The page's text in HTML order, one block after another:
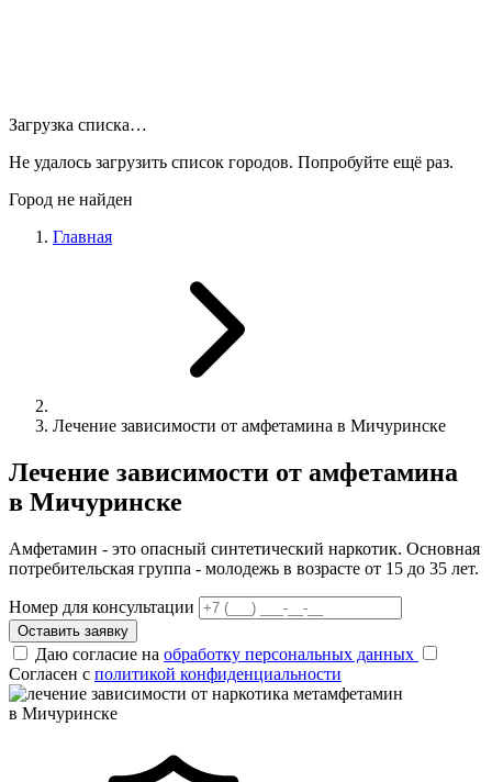
Загрузка списка…
Не удалось загрузить список городов. Попробуйте ещё раз.
Город не найден
Главная
Лечение зависимости от амфетамина в Мичуринске
Лечение зависимости от амфетамина
в Мичуринске
Амфетамин - это опасный синтетический наркотик. Основная
потребительская группа - молодежь в возрасте от 15 до 35 лет.
Номер для консультации
Оставить заявку
Даю согласие на обработку персональных данных
Согласен с политикой конфиденциальности